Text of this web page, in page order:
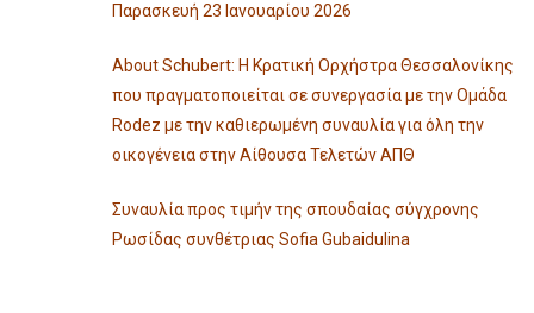
Παρασκευή 23 Ιανουαρίου 2026
About Schubert: Η Κρατική Ορχήστρα Θεσσαλονίκης
που πραγματοποιείται σε συνεργασία με την Ομάδα
Rodez με την καθιερωμένη συναυλία για όλη την
οικογένεια στην Αίθουσα Τελετών ΑΠΘ
Συναυλία προς τιμήν της σπουδαίας σύγχρονης
Ρωσίδας συνθέτριας Sofia Gubaidulina